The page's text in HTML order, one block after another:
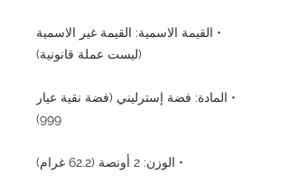
• القيمة الاسمية: القيمة غير الاسمية
(ليست عملة قانونية)
• المادة: فضة إسترليني (فضة نقية عيار
999)
• الوزن: 2 أونصة (62.2 غرام)